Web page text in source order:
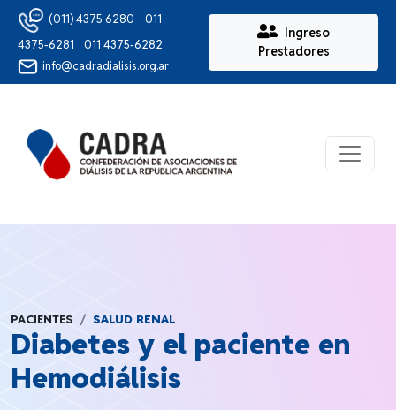
(011) 4375 6280
011
4375-6281
011 4375-6282
info@cadradialisis.org.ar
Ingreso
Prestadores
Ver
PACIENTES SALUD RENAL
Diabetes y el paciente en
Hemodiálisis